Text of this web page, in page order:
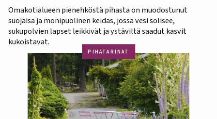
Omakotialueen pienehköstä pihasta on muodostunut
suojaisa ja monipuolinen keidas, jossa vesi solisee,
sukupolvien lapset leikkivät ja ystäviltä saadut kasvit
kukoistavat.
PIHATARINAT